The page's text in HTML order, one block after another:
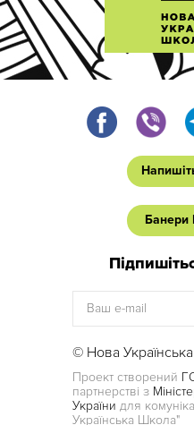
© Нова
Проект створений
партнерстві з
України для
Українська Школа"